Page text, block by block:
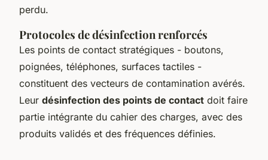
perdu.
Protocoles de désinfection renforcés
Les points de contact stratégiques - boutons,
poignées, téléphones, surfaces tactiles -
constituent des vecteurs de contamination avérés.
Leur désinfection des points de contact doit faire
partie intégrante du cahier des charges, avec des
produits validés et des fréquences définies.